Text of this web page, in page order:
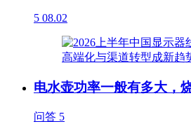
5 08.02
电水壶功率一般有多大，
问答 5